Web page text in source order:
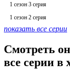
1 сезон 3 серия
1 сезон 2 серия
показать все серии
Смотреть
все серии в